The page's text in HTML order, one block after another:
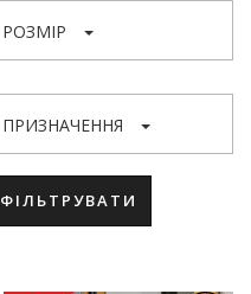
РОЗМІР
ПРИЗНАЧЕННЯ
ФІЛЬТРУВАТИ